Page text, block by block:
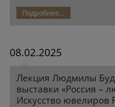
Подробнее...
08.02.2025
Лекция Людмилы
выставки «Россия –
Искусство ювелиров